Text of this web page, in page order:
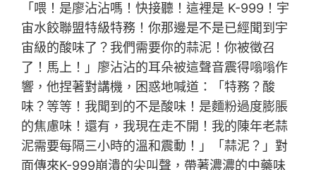
「喂！是廖沾沾嗎！快接聽！這裡是 K-999！宇
宙水餃聯盟特級特務！你那邊是不是已經聞到宇
宙級的酸味了？我們需要你的蒜泥！你被徵召
了！馬上！」廖沾沾的耳朵被這聲音震得嗡嗡作
響，他捏著對講機，困惑地喊道：「特務？酸
味？等等！我聞到的不是酸味！是麵粉過度膨脹
的焦慮味！還有，我現在走不開！我的陳年老蒜
泥需要每隔三小時的溫和震動！」「蒜泥？」對
面傳來K-999崩潰的尖叫聲，帶著濃濃的中藥味